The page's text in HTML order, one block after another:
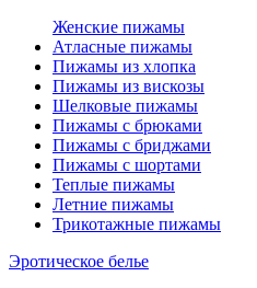
Женские пижамы
Атласные пижамы
Пижамы из хлопка
Пижамы из вискозы
Шелковые пижамы
Пижамы с брюками
Пижамы с бриджами
Пижамы с шортами
Теплые пижамы
Летние пижамы
Трикотажные пижамы
Эротическое белье